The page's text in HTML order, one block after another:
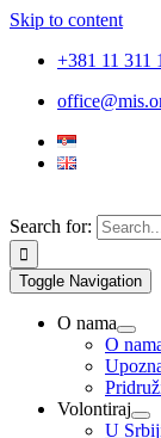
Skip to content
+381 11 311
Search for:
Toggle Navigation
O nama
O
Volontiraj
U